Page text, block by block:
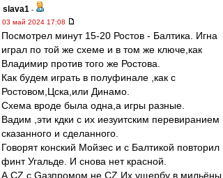
slava1 -
03 май 2024 17:08
Посмотрел минут 15-20 Ростов - Балтика. Игна
играл по той же схеме и в том же ключе,как
Владимир против того же Ростова.
Как будем играть в полуфинале ,как с
Ростовом,Цска,или Динамо.
Схема вроде была одна,а игры разные.
Вадим ,эти кдки с их иезуитским перевиранием
сказанного и сделанного.
Говорят конский Мойзес и с Балтикой повторил
финт Угальде. И снова нет красной.
А CZ с Gазпромом не CZ.Их ущербу в мильёны